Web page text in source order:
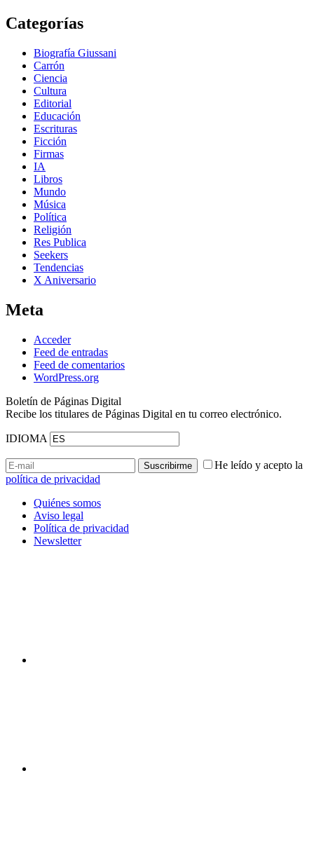
Categorías
Biografía Giussani
Carrón
Ciencia
Cultura
Editorial
Educación
Escrituras
Ficción
Firmas
IA
Libros
Mundo
Música
Política
Religión
Res Publica
Seekers
Tendencias
X Aniversario
Meta
Acceder
Feed de entradas
Feed de comentarios
WordPress.org
Boletín de Páginas Digital
Recibe los titulares de Páginas Digital en tu correo electrónico.
IDIOMA
He leído y acepto la
política de privacidad
Quiénes somos
Aviso legal
Política de privacidad
Newsletter